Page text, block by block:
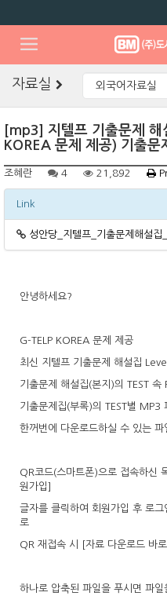
자료실
[mp3] 지텔프 기출문제
KOREA 문제 제공) 기출문
조혜란 4 21,892
Link
성안당_지텔프_기출문제해설
안녕하세요?
G-TELP KOREA 문제 제공
최신 지텔프 기출문제 해설집
기출문제 해설집(본지)의 TEST
기출문제집(부록)의 TEST별 MP3
한꺼번에 다운로드하실 수 있는 파
QR코드(스마트폰)으로 접속하신
원가입]
글자를 클릭하여 회원가입 후 로
로
QR 재접속 시 [자료 다운로드 바
하나로 압축된 파일을 푸시면 파